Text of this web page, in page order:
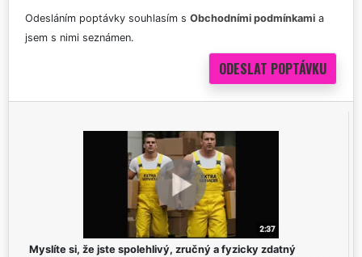
Odesláním poptávky souhlasím s Obchodními podmínkami a
jsem s nimi seznámen.
Myslíte si, že jste spolehlivý, zručný a fyzicky zdatný